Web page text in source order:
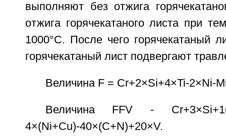
выполняют без отжига
отжига горячекатаного листа при
1000°C. После чего горячекатаный
горячекатаный лист подвергают
Величина F = Cr+2×Si+4×Ti-2×Ni-
Величина FFV -
4×(Ni+Cu)-40×(C+N)+20×V.